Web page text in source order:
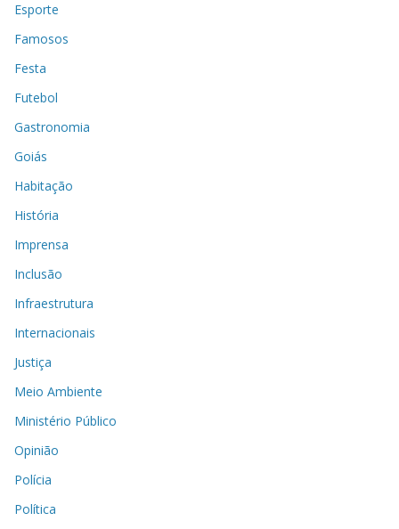
Esporte
Famosos
Festa
Futebol
Gastronomia
Goiás
Habitação
História
Imprensa
Inclusão
Infraestrutura
Internacionais
Justiça
Meio Ambiente
Ministério Público
Opinião
Polícia
Política